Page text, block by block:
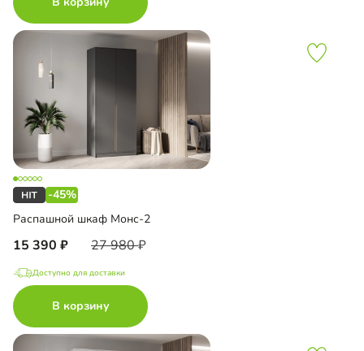
-45%
Распашной шкаф Монс-2
15 390 27 980
Доступно для доставки
В корзину